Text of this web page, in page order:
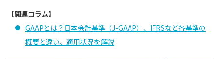
【関連コラム】
GAAPとは？日本会計基準（J-GAAP）、IFRSなど各基準の
概要と違い、適用状況を解説